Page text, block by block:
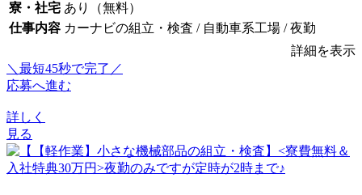
寮・社宅 あり（無料）
仕事内容 カーナビの組立・検査 / 自動車系工場 / 夜勤
詳細を表示
＼最短45秒で完了／
応募へ進む
詳しく
見る